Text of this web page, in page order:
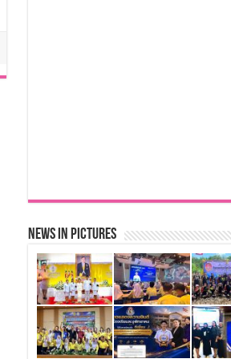
News in Pictures